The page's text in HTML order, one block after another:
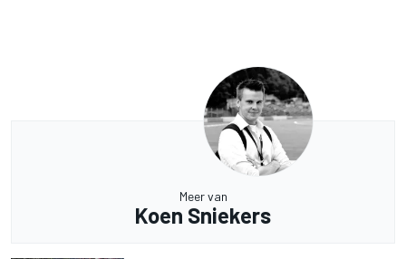
Meer van
Koen Sniekers